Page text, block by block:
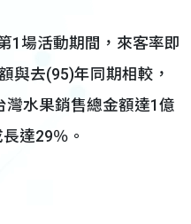
場活動期間，來客率即
與去(95)年同期相較，
灣水果銷售總金額達1億
達29％。